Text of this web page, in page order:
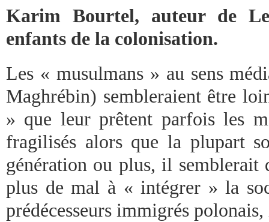
Karim Bourtel, auteur de
enfants de la colonisation.
Les « musulmans » au sens
Maghrébin) sembleraient être
» que leur prêtent parfois les
fragilisés alors que la plupart
génération ou plus, il semblerait
plus de mal à « intégrer » la
prédécesseurs immigrés